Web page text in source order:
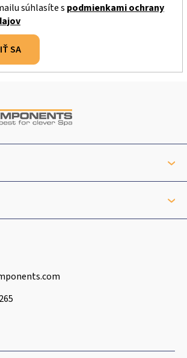
súhlasíte s podmienkami ochrany
SA